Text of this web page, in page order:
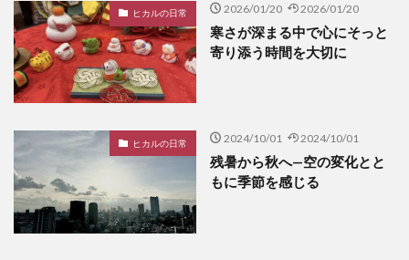
ヒカルの日常 2026/01/20 2026/01/20
寒さが深まる中で心にそっと
寄り添う時間を大切に
ヒカルの日常 2024/10/01 2024/10/01
残暑から秋へ—空の変化とと
もに季節を感じる